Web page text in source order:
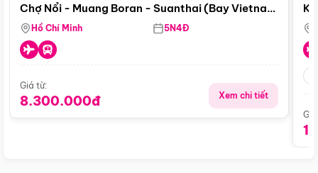
Chợ Nổi - Muang Boran - Suanthai (Bay Vietnam
Airlines)
Hồ Chí Minh 5N4Đ
Giá từ:
8.300.000đ Xem chi tiết